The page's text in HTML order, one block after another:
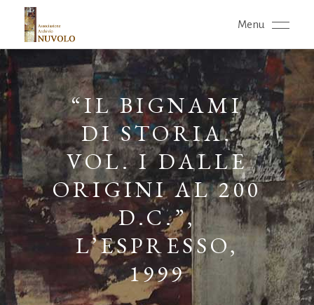
Menu
“IL BIGNAMI
DI STORIA.
VOL. I DALLE
ORIGINI AL 200
D.C.”,
L’ESPRESSO,
1999